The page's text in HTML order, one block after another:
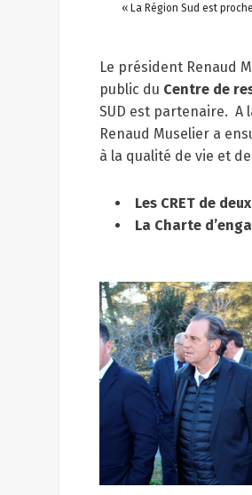
« La Région Sud est
Le président Renaud
public du Centre de
SUD est partenaire. A
Renaud Muselier a
à la qualité de vie et
Les CRET de
La Charte